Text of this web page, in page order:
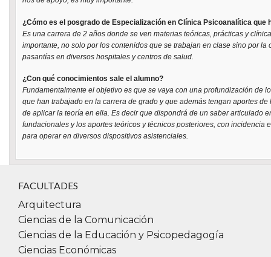
¿Cómo es el posgrado de Especialización en Clínica Psicoanalítica que
Es una carrera de 2 años donde se ven materias teóricas, prácticas y
importante, no solo por los contenidos que se trabajan en clase sino por la
pasantías en diversos hospitales y centros de salud.
¿Con qué conocimientos sale el alumno?
Fundamentalmente el objetivo es que se vaya con una profundización de
que han trabajado en la carrera de grado y que además tengan aportes
de aplicar la teoría en ella. Es decir que dispondrá de un saber articulado
fundacionales y los aportes teóricos y técnicos posteriores, con incidencia
para operar en diversos dispositivos asistenciales.
FACULTADES
Arquitectura
Ciencias de la Comunicación
Ciencias de la Educación y Psicopedagogía
Ciencias Económicas